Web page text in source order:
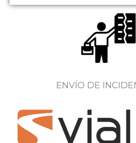
ENVÍO DE